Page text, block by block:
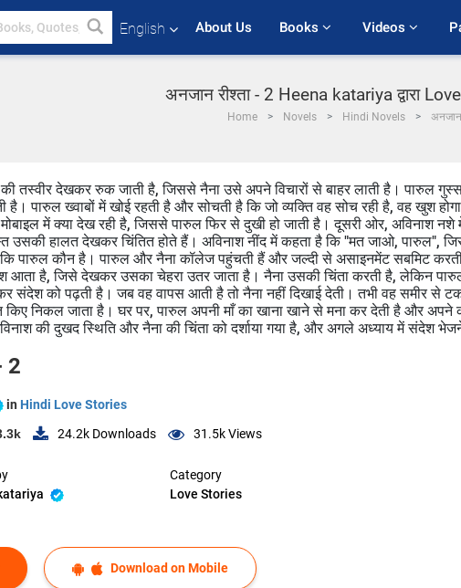
English About Us Books Videos
अनजान रीश्ता - 2 Heena katariya द्वारा
Home Novels Hindi Novels अनजान
तस्वीर देखकर रुक जाती है, जिससे नैना उसे अपने विचारों से बाहर लाती है। पारुल
है। पारुल ख्वाबों में खोई रहती है और सोचती है कि जो व्यक्ति वह सोच रही है, वह खुश
में क्या देख रही है, जिससे पारुल फिर से दुखी हो जाती है। दूसरी ओर, अविनाश
उसकी हालत देखकर चिंतित होते हैं। अविनाश नींद में कहता है कि "मत जाओ, पारुल",
कि पारुल कौन है। पारुल और नैना कॉलेज पहुंचती हैं और जल्दी से असाइनमेंट सबमिट
आता है, जिसे देखकर उसका चेहरा उतर जाता है। नैना उसकी चिंता करती है, लेकिन
संदेश को पढ़ती है। जब वह वापस आती है तो नैना नहीं दिखाई देती। तभी वह समीर से
किए निकल जाता है। घर पर, पारुल अपनी माँ का खाना खाने से मना कर देती है और अपने
की दुखद स्थिति और नैना की चिंता को दर्शाया गया है, और अगले अध्याय में संदेश
2
in Hindi Love Stories
24.2k Downloads 31.5kViews
Category
Love Stories
Download on Mobile